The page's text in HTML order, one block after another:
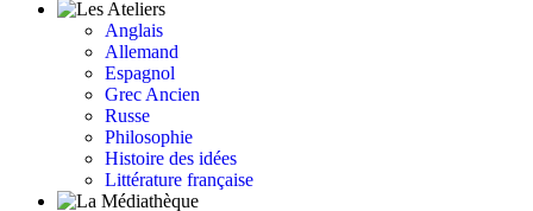
Anglais
Allemand
Espagnol
Grec Ancien
Russe
Philosophie
Histoire des idées
Littérature française